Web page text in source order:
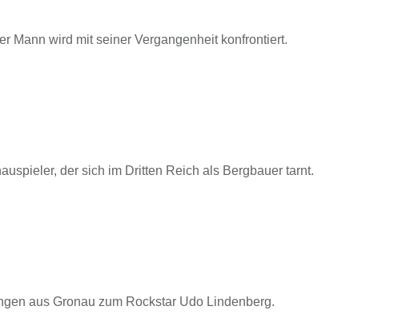
Mann wird mit seiner Vergangenheit konfrontiert.
der sich im Dritten Reich als Bergbauer tarnt.
aus Gronau zum Rockstar Udo Lindenberg.